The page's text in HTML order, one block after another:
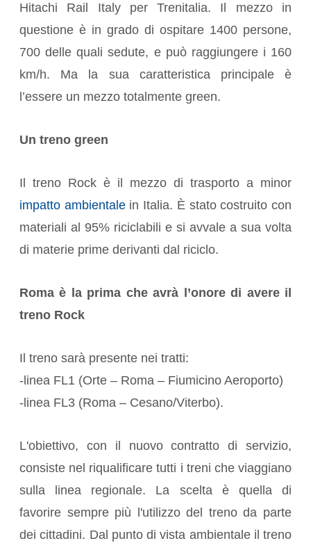
Hitachi Rail Italy per Trenitalia. Il mezzo in
questione è in grado di ospitare 1400 persone,
700 delle quali sedute, e può raggiungere i 160
km/h. Ma la sua caratteristica principale è
l’essere un mezzo totalmente green.
Un treno green
Il treno Rock è il mezzo di trasporto a minor
impatto ambientalein Italia. È stato costruito con
materiali al 95% riciclabili e si avvale a sua volta
di materie prime derivanti dal riciclo.
Roma è la prima che avrà l’onore di avere il
treno Rock
Il treno sarà presente nei tratti:
-linea FL1 (Orte – Roma – Fiumicino Aeroporto)
-linea FL3 (Roma – Cesano/Viterbo).
L'obiettivo, con il nuovo contratto di servizio,
consiste nel riqualificare tutti i treni che viaggiano
sulla linea regionale. La scelta è quella di
favorire sempre più l'utilizzo del treno da parte
dei cittadini. Dal punto di vista ambientale il treno